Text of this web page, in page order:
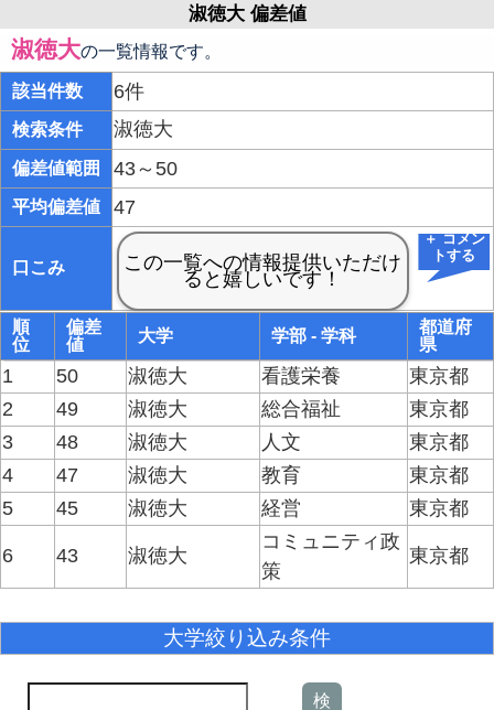
淑徳大 偏差値
淑徳大の一覧情報です。
該当件数 6件
検索条件 淑徳大
偏差値範囲 43～50
平均偏差値 47
口こみ
＋ コメン
トする
順
位
偏差
値
大学 学部 - 学科
都道府
県
1 50 淑徳大 看護栄養
東京都
2
49 淑徳大 総合福祉
東京都
3
48 淑徳大 人文
東京都
4
47 淑徳大 教育
東京都
5
45 淑徳大 経営 東京都
6 43 淑徳大
コミュニティ政
策
東京都
大学絞り込み条件
検